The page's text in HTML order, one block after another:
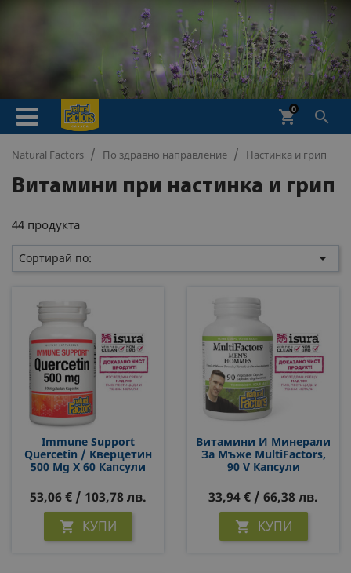

shopping_cart
0
Natural Factors По здравно направление Настинка и грип
Витамини при настинка и грип
44 продукта
Сортирай по: 
Immune Support
Quercetin / Кверцетин
500 Mg Х 60 Капсули
53,06 € / 103,78 лв.
 КУПИ
Витамини И Минерали
За Мъже MultiFactors,
90 V Капсули
33,94 € / 66,38 лв.
 КУПИ